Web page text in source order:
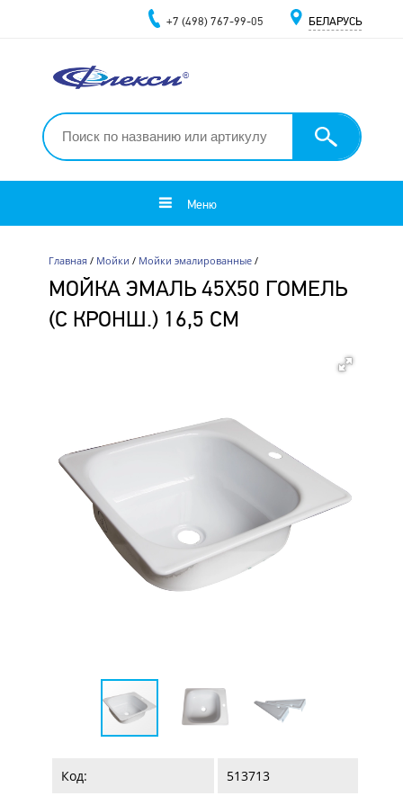
+7 (498) 767-99-05 БЕЛАРУСЬ
Меню
Главная/ Мойки / Мойки эмалированные/
МОЙКА ЭМАЛЬ 45Х50 ГОМЕЛЬ
(С КРОНШ.) 16,5 СМ
Код: 513713